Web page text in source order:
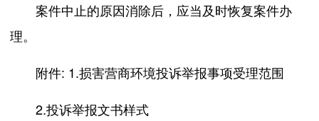
案件中止的原因消除后，应当及时恢复案件办
理。
附件: 1.损害营商环境投诉举报事项受理范围
2.投诉举报文书样式